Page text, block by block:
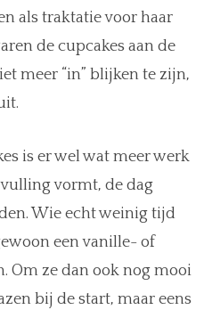
als traktatie voor haar
de cupcakes aan de
meer “in” blijken te zijn,
is er wel wat meer werk
vormt, de dag
Wie echt weinig tijd
een vanille- of
Om ze dan ook nog mooi
bij de start, maar eens